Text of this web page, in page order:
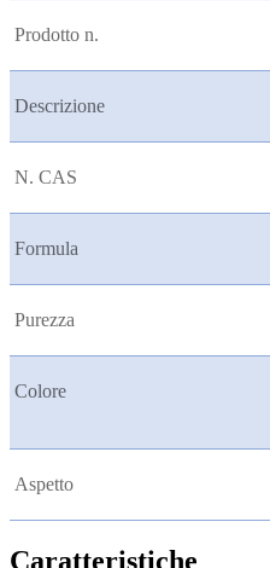
Prodotto n.
Descrizione
N. CAS
Formula
Purezza
Colore
Aspetto
Caratteristiche